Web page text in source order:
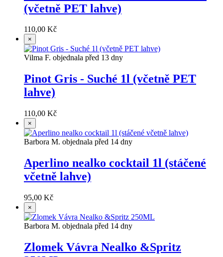
(včetně PET lahve)
110,00 Kč
×
Vilma F. objednala před 13 dny
Pinot Gris - Suché 1l (včetně PET
lahve)
110,00 Kč
×
Barbora M. objednala před 14 dny
Aperlino nealko cocktail 1l (stáčené
včetně lahve)
95,00 Kč
×
Barbora M. objednala před 14 dny
Zlomek Vávra Nealko &Spritz